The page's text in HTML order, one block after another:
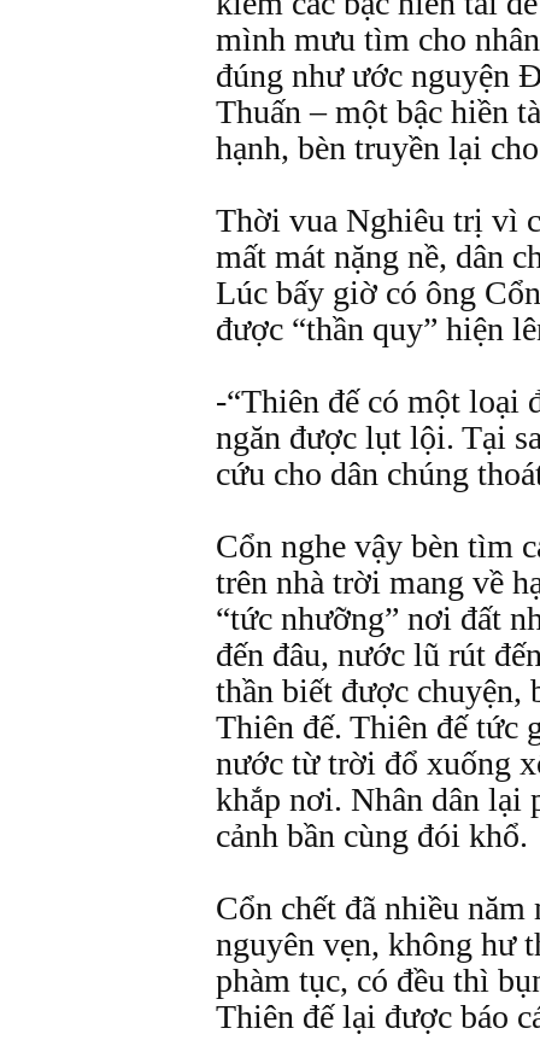
mình mưu tìm cho
đúng như ước nguyện
Thuấn – một bậc hiền
hạnh, bèn truyền lại
Thời vua Nghiêu trị vì
mất mát nặng nề, dân
Lúc bấy giờ có ông
được “thần quy” hiện
-“Thiên đế có một loại
ngăn được lụt lội. Tại
cứu cho dân chúng
Cổn nghe vậy bèn tìm
trên nhà trời mang về
“tức nhưỡng” nơi đất
đến đâu, nước lũ rút
thần biết được
Thiên đế. Thiên đế tức
nước từ trời đổ xuống
khắp nơi. Nhân dân lại
cảnh bần cùng đói khổ.
Cổn chết đã nhiều
nguyên vẹn, không hư
phàm tục, có đều thì
Thiên đế lại được báo